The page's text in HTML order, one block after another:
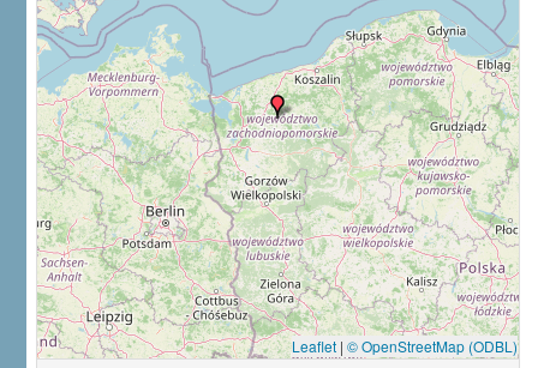
Leaflet | © OpenStreetMap (ODBL)